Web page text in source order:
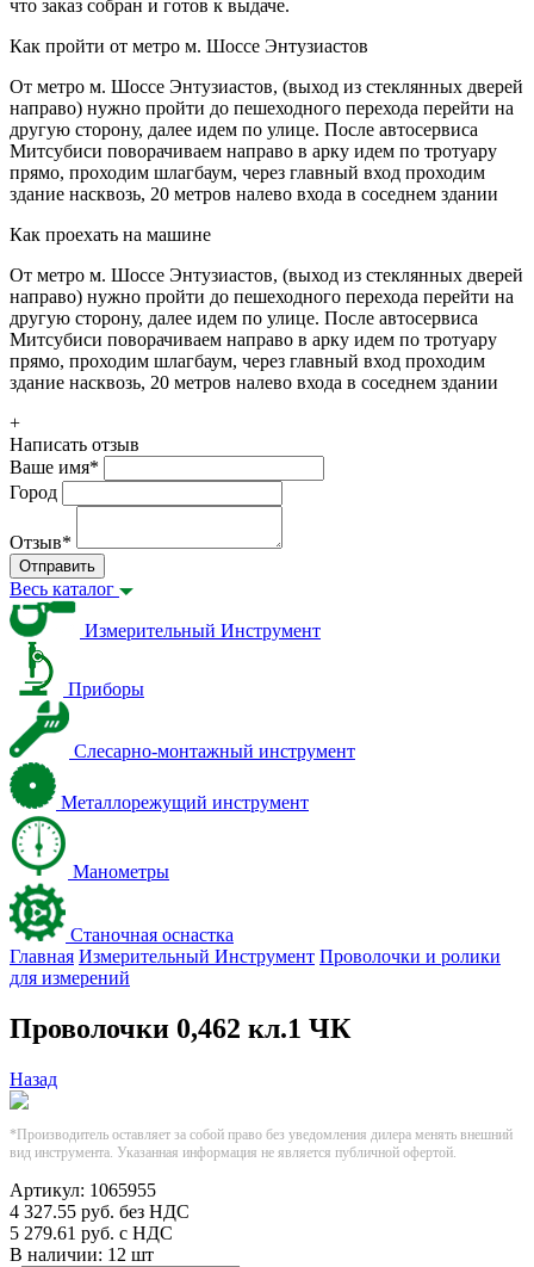
что заказ собран и готов к выдаче.
Как пройти от метро м. Шоссе Энтузиастов
От метро м. Шоссе Энтузиастов, (выход из стеклянных дверей
направо) нужно пройти до пешеходного перехода перейти на
другую сторону, далее идем по улице. После автосервиса
Митсубиси поворачиваем направо в арку идем по тротуару
прямо, проходим шлагбаум, через главный вход проходим
здание насквозь, 20 метров налево входа в соседнем здании
Как проехать на машине
От метро м. Шоссе Энтузиастов, (выход из стеклянных дверей
направо) нужно пройти до пешеходного перехода перейти на
другую сторону, далее идем по улице. После автосервиса
Митсубиси поворачиваем направо в арку идем по тротуару
прямо, проходим шлагбаум, через главный вход проходим
здание насквозь, 20 метров налево входа в соседнем здании
+
Написать отзыв
Ваше имя*
Город
Отзыв*
Отправить
Весь каталог
Измерительный Инструмент
Приборы
Слесарно-монтажный инструмент
Металлорежущий инструмент
Манометры
Станочная оснастка
Главная Измерительный Инструмент Проволочки и ролики
для измерений
Проволочки 0,462 кл.1 ЧК
Назад
*Производитель оставляет за собой право без уведомления дилера менять внешний
вид инструмента. Указанная информация не является публичной офертой.
Артикул: 1065955
4 327.55 руб. без НДС
5 279.61 руб. с НДС
В наличии: 12 шт